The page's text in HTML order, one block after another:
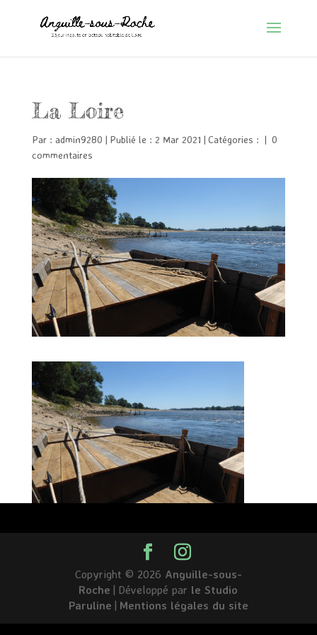
La Loire
Par : admin9280 | Publié le : 2 Mar 2021 | Catégories : | 0
commentaires
Copyright © 2026 Anguille-sous-
Roche | Développé par le Studio
Paruline | Mentions légales du site